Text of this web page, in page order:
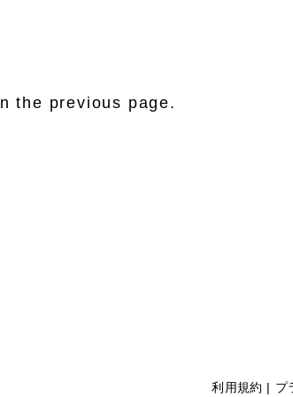
the previous page.
利用規約 プ